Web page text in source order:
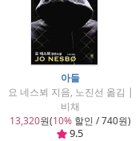
아들
요 네스뵈 지음, 노진선 옮김 |
비채
13,320원(10% 할인 / 740원)
9.5